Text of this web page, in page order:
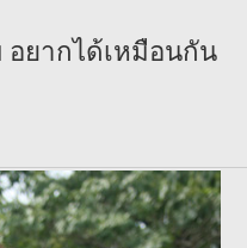
อยากได้เหมือนกัน